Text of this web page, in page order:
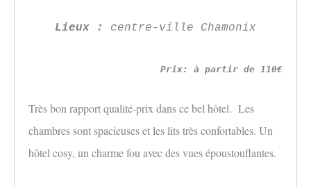
Lieux : centre-ville Chamonix
Prix: à partir de 110€
Très bon rapport qualité-prix dans ce bel hôtel. Les
chambres sont spacieuses et les lits très confortables. Un
hôtel cosy, un charme fou avec des vues époustouflantes.